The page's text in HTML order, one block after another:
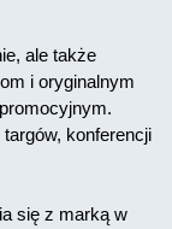
ale także
i oryginalnym
konferencji
się z marką w